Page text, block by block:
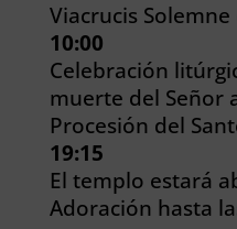
Viacrucis
10:00
Celebración
muerte del Señor
Procesión del
19:15
El templo estará
Adoración hasta